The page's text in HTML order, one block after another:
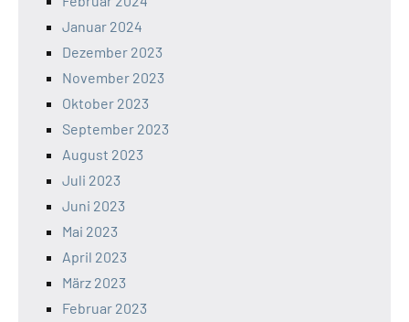
Januar 2024
Dezember 2023
November 2023
Oktober 2023
September 2023
August 2023
Juli 2023
Juni 2023
Mai 2023
April 2023
März 2023
Februar 2023